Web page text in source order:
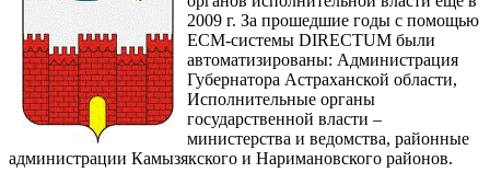
2009 г. За прошедшие годы с помощью
ECM-системы DIRECTUM были
автоматизированы: Администрация
Губернатора Астраханской области,
Исполнительные органы
государственной власти –
министерства и ведомства, районные
администрации Камызякского и Наримановского районов.